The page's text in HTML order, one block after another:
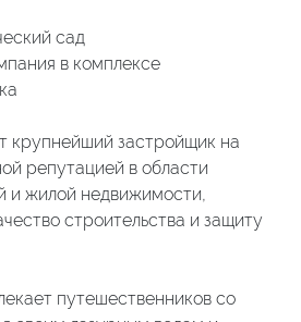
сад
в комплексе
крупнейший застройщик на
репутацией в области
и жилой недвижимости,
строительства и защиту
путешественников со